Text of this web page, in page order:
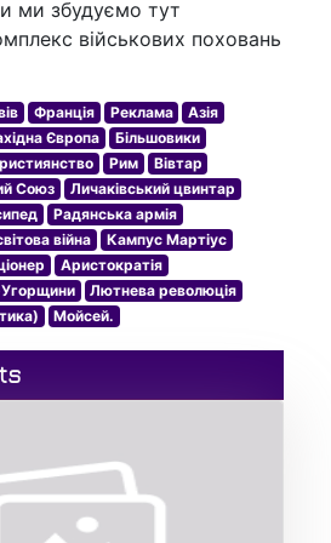
ми збудуємо тут
військових поховань
Франція Реклама
Азія
Європа
Більшовики
Рим
Вівтар
Союз
Личаківський цвинтар
Радянська армія
війна
Кампус Мартіус
Аристократія
Угорщини
Лютнева революція
Мойсей.